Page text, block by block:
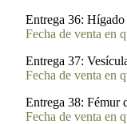
Entrega 36: Hígado
Fecha de venta en
Entrega 37:
Fecha de venta en
Entrega 38: Fémur
Fecha de venta en